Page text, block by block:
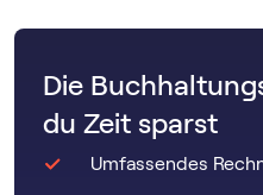
Die
du Zeit sparst
Umfassendes